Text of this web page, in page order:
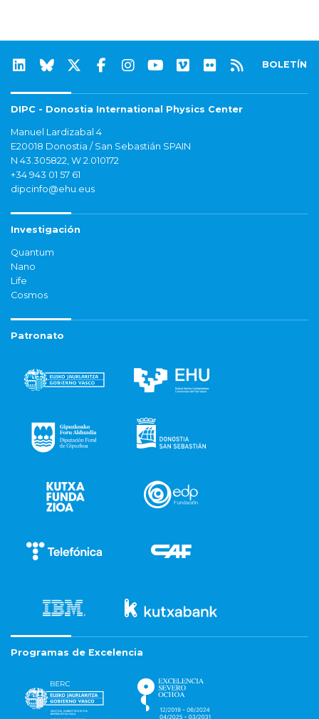
BOLETÍN
DIPC - Donostia International Physics Center
Manuel Lardizabal 4
E20018 Donostia / San Sebastián SPAIN
N 43.305822, W 2.010172
+34 943 01 57 61
dipcinfo@ehu.eus
Investigación
Quantum
Nano
Life
Cosmos
Patronato
Programas de Excelencia